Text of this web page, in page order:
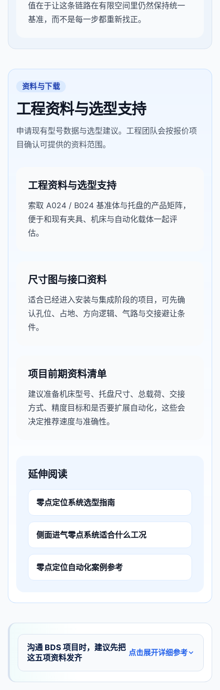
值在于让这条链路在有限空间里仍然保持统一
基准，而不是每一步都重新找正。
资料与下载
工程资料与选型支持
申请现有型号数据与选型建议。工程团队会按报价项
目确认可提供的资料范围。
工程资料与选型支持
索取 A024 / B024 基准体与托盘的产品矩阵，
便于和现有夹具、机床与自动化载体一起评
估。
尺寸图与接口资料
适合已经进入安装与集成阶段的项目，可先确
认孔位、占地、方向逻辑、气路与交接避让条
件。
项目前期资料清单
建议准备机床型号、托盘尺寸、总载荷、交接
方式、精度目标和是否要扩展自动化，这些会
决定推荐速度与准确性。
延伸阅读
零点定位系统选型指南
侧面进气零点系统适合什么工况
零点定位自动化案例参考
沟通 BDS 项目时，建议先把
这五项资料发齐
点击展开详细参考